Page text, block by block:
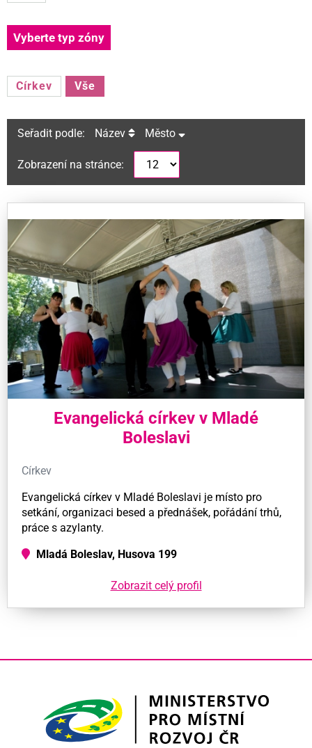
Vyberte typ zóny
Církev Vše
Seřadit podle: Název Město
Zobrazení na stránce:
Evangelická církev v Mladé
Boleslavi
Církev
Evangelická církev v Mladé Boleslavi je místo pro
setkání, organizaci besed a přednášek, pořádání trhů,
práce s azylanty.
Mladá Boleslav, Husova 199
Zobrazit celý profil